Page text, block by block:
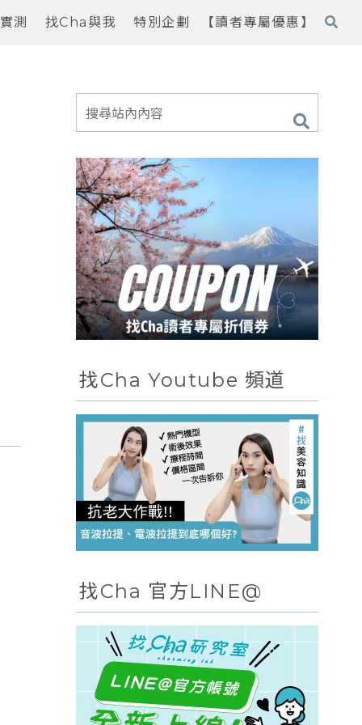
測 找Cha與我 特別企劃 【讀者專屬優惠】
找Cha Youtube 頻道
找Cha 官方LINE@